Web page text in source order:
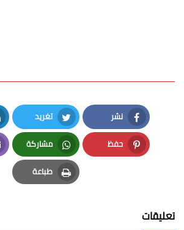
نشر
Facebook
تغريد
Twitter
حفظ
Pinterest
مشاركة
Whatsapp
طباعة
Print
تعليقات